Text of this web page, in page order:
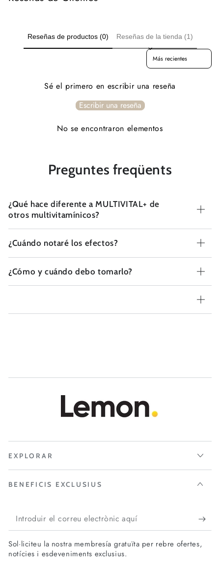
Reseñas de productos (0) Reseñas de la tienda (1)
Sort reviews by
Sé el primero en escribir una reseña
Escribir una reseña
No se encontraron elementos
Preguntes freqüents
¿Qué hace diferente a MULTIVITAL+ de
otros multivitamínicos?
¿Cuándo notaré los efectos?
¿Cómo y cuándo debo tomarlo?
EXPLORAR
BENEFICIS EXCLUSIUS
Introduir
el
correu
Sol·liciteu la nostra membresía gratuïta per rebre ofertes,
notícies i esdeveniments exclusius.